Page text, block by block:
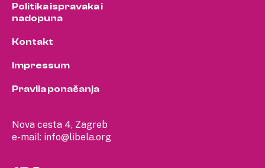
Nova cesta 4, Zagreb
e-mail: info@libela.org
Politika ispravaka i
nadopuna
Kontakt
Impressum
Pravila ponašanja